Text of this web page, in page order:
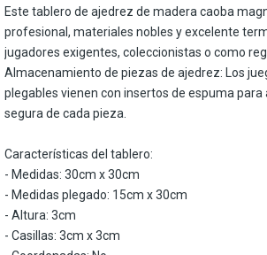
Este tablero de ajedrez de madera caoba
profesional, materiales nobles y excelente
jugadores exigentes, coleccionistas o como
Almacenamiento de piezas de ajedrez: Los
plegables vienen con insertos de espuma
segura de cada pieza.
Características del tablero:
- Medidas: 30cm x 30cm
- Medidas plegado: 15cm x 30cm
- Altura: 3cm
- Casillas: 3cm x 3cm